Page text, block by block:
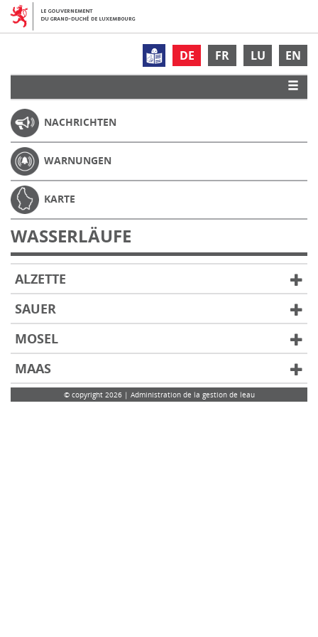
DE FR LU EN
NACHRICHTEN
WARNUNGEN
KARTE
WASSERLÄUFE
ALZETTE
SAUER
MOSEL
MAAS
© copyright 2026 | Administration de la gestion de leau